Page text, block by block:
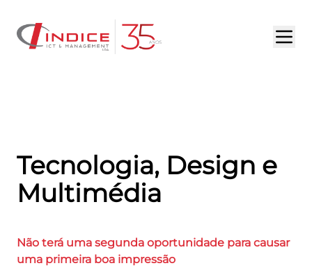
PORTFÓLIO
DESTAQUES
OPORTUNIDADES
Tecnologia, Design e
Multimédia
Não terá uma segunda oportunidade para causar
uma primeira boa impressão